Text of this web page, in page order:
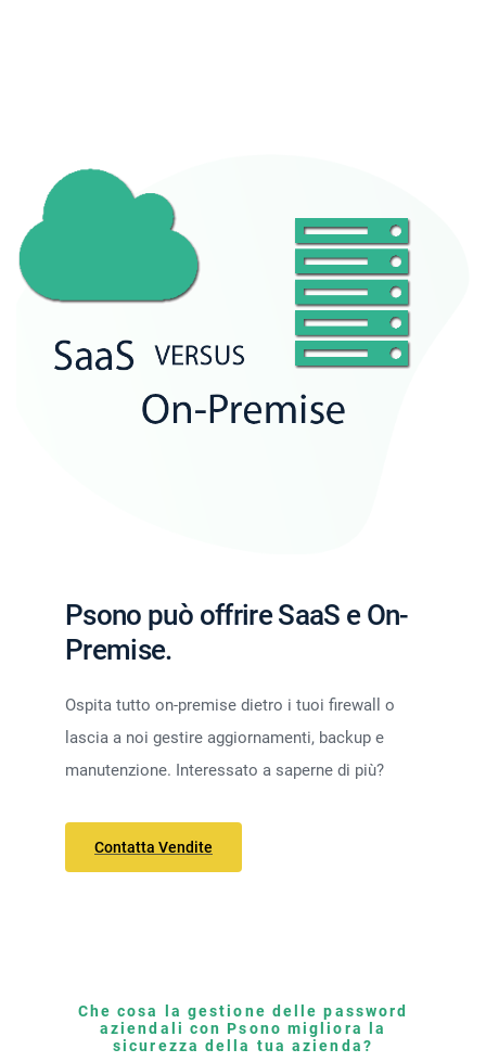
Psono può offrire SaaS e On-
Premise.
Ospita tutto on-premise dietro i tuoi firewall o
lascia a noi gestire aggiornamenti, backup e
manutenzione. Interessato a saperne di più?
Contatta Vendite
Che cosa la gestione delle password
aziendali con Psono migliora la
sicurezza della tua azienda?